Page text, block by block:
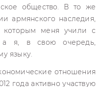
общество. В то же
армянского наследия,
которым меня учили с
а я, в свою очередь,
языку.
отношения
года активно участвую